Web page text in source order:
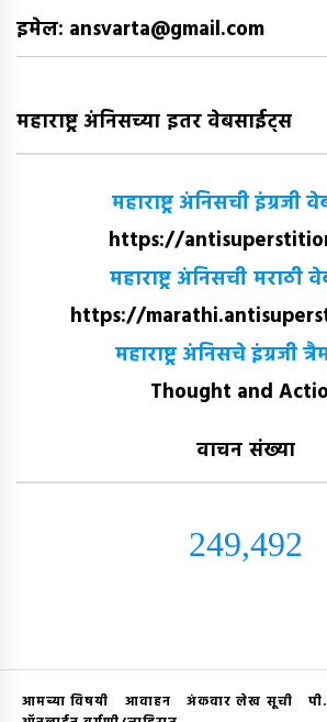
इमेल: ansvarta@gmail.com
महाराष्ट्र अंनिसच्या इतर वेबसाईट्स
महाराष्ट्र अंनिसची इंग्रजी
https://
महाराष्ट्र अंनिसची मराठी
https://
महाराष्ट्र अंनिसचे इंग्रजी
Thought and
वाचन संख्या
249,492
आमच्या विषयी आवाहन अंकवार लेख सूची